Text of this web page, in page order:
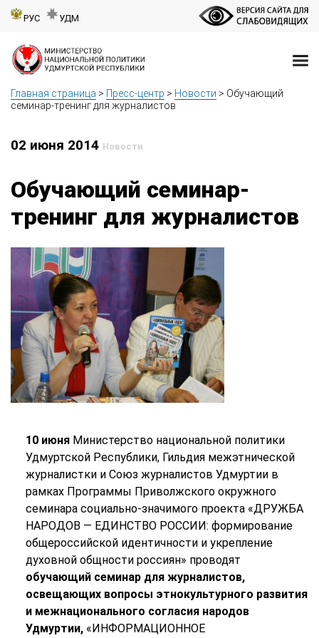
РУС УДМ
Главная страница > Пресс-центр > Новости > Обучающий
семинар-тренинг для журналистов
02 июня 2014 Новости
Обучающий семинар-
тренинг для журналистов
10 июняМинистерство национальной политики
Удмуртской Республики, Гильдия межэтнической
журналистки и Союз журналистов Удмуртии в
рамках Программы Приволжского окружного
семинара социально-значимого проекта «ДРУЖБА
НАРОДОВ — ЕДИНСТВО РОССИИ: формирование
общероссийской идентичности и укрепление
духовной общности россиян» проводят
обучающий семинар для журналистов,
освещающих вопросы этнокультурного развития
и межнационального согласия народов
Удмуртии,«ИНФОРМАЦИОННОЕ